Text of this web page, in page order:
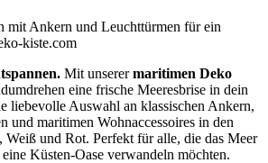
Mit unserermaritimen Deko
eine frische Meeresbrise in dein
liebevolle Auswahl an klassischen Ankern,
und maritimen Wohnaccessoires in den
Weiß und Rot. Perfekt für alle, die das Meer
Küsten-Oase verwandeln möchten.